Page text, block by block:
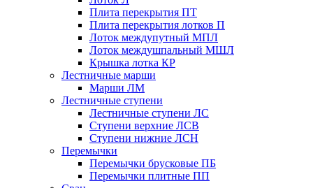
Плита перекрытия ПТ
Плита перекрытия лотков П
Лоток междупутный МПЛ
Лоток междушпальный МШЛ
Крышка лотка КР
Лестничные марши
Марши ЛМ
Лестничные ступени
Лестничные ступени ЛС
Ступени верхние ЛСВ
Ступени нижние ЛСН
Перемычки
Перемычки брусковые ПБ
Перемычки плитные ПП